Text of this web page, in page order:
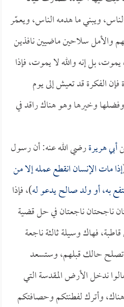
ويبني ما هدمه الناس، ويعمّر
والأمل سلاحين ماضيين نافذين
يموت، بل إنه والله لا يموت، فإذا
الفكرة قد تعيش إلى يوم
وفضلها وخيرها وهو هناك راقد في
أبي هريرةرضي الله عنه: أن رسول
إذا مات الإنسان انقطع عمله إلا من
به، أو ولد صالح يدعو له)، فإذا
ناجحتان ناجعتان في حل قضية
فهاك وسيلة ثالثة ناجعة
حالك قبلهم، وستسعد
ندخل الأرض المقدسة التي
وأترك لفطنتكم وحصافتكم